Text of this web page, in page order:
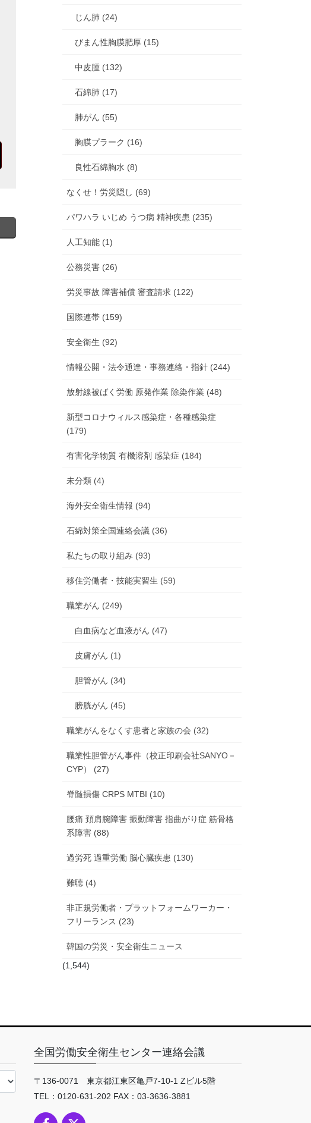
じん肺 (24)
びまん性胸膜肥厚 (15)
中皮腫 (132)
石綿肺 (17)
肺がん (55)
胸膜プラーク (16)
良性石綿胸水 (8)
なくせ！労災隠し (69)
パワハラ いじめ うつ病 精神疾患 (235)
人工知能 (1)
公務災害 (26)
労災事故 障害補償 審査請求 (122)
国際連帯 (159)
安全衛生 (92)
情報公開・法令通達・事務連絡・指針 (244)
放射線被ばく労働 原発作業 除染作業 (48)
新型コロナウィルス感染症・各種感染症
(179)
有害化学物質 有機溶剤 感染症 (184)
未分類 (4)
海外安全衛生情報 (94)
石綿対策全国連絡会議 (36)
私たちの取り組み (93)
移住労働者・技能実習生 (59)
職業がん (249)
白血病など血液がん (47)
皮膚がん (1)
胆管がん (34)
膀胱がん (45)
職業がんをなくす患者と家族の会 (32)
職業性胆管がん事件（校正印刷会社SANYO－
CYP） (27)
脊髄損傷 CRPS MTBI (10)
腰痛 頚肩腕障害 振動障害 指曲がり症 筋骨格
系障害 (88)
過労死 過重労働 脳心臓疾患 (130)
難聴 (4)
非正規労働者・プラットフォームワーカー・
フリーランス (23)
韓国の労災・安全衛生ニュース
(1,544)
全国労働安全衛生センター連絡会議
〒136-0071 東京都江東区亀戸7-10-1 Zビル5階
TEL：0120-631-202 FAX：03-3636-3881